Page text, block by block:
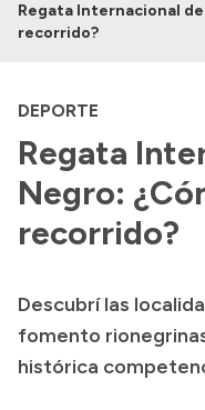
Institucional
Referentes de prensa
Archivo de noticias
Transparencia
Boletín Oficial
Compras y
Regata Internacional
recorrido?
DEPORTE
Regata
Negro:
recorrido?
Descubrí las
fomento
histórica